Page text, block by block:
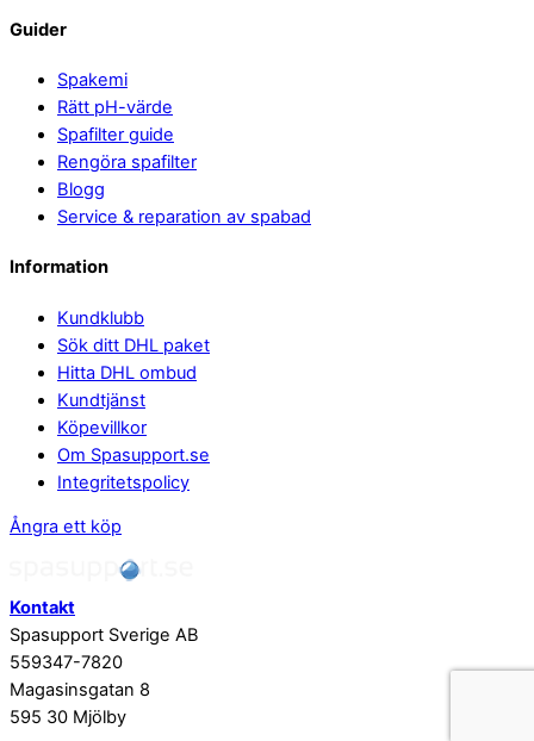
Guider
Spakemi
Rätt pH-värde
Spafilter guide
Rengöra spafilter
Blogg
Service & reparation av spabad
Information
Kundklubb
Sök ditt DHL paket
Hitta DHL ombud
Kundtjänst
Köpevillkor
Om Spasupport.se
Integritetspolicy
Ångra ett köp
Kontakt
Spasupport Sverige AB
559347-7820
Magasinsgatan 8
595 30 Mjölby